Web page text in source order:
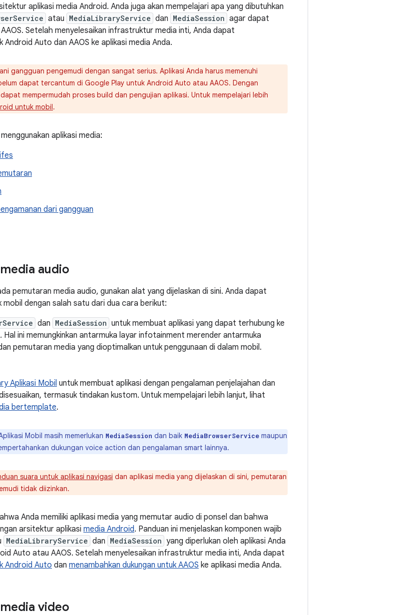
aplikasi media Android. Anda juga akan mempelajari apa yang dibutuhkan
atau MediaLibraryService dan MediaSession agar dapat
Setelah menyelesaikan infrastruktur media inti, Anda dapat
Android Auto dan AAOS ke aplikasi media Anda.
gangguan pengemudi dengan sangat serius. Aplikasi Anda harus memenuhi
dapat tercantum di Google Play untuk Android Auto atau AAOS. Dengan
mempermudah proses build dan pengujian aplikasi. Untuk mempelajari lebih
untuk mobil.
aplikasi media:
dari gangguan
audio
pemutaran media audio, gunakan alat yang dijelaskan di sini. Anda dapat
mobil dengan salah satu dari dua cara berikut:
dan MediaSession untuk membuat aplikasi yang dapat terhubung ke
Hal ini memungkinkan antarmuka layar infotainment merender antarmuka
pemutaran media yang dioptimalkan untuk penggunaan di dalam mobil.
Aplikasi Mobil untuk membuat aplikasi dengan pengalaman penjelajahan dan
termasuk tindakan kustom. Untuk mempelajari lebih lanjut, lihat
bertemplate.
Mobil masih memerlukan MediaSession dan baik MediaBrowserService maupun
dukungan voice action dan pengalaman smart lainnya.
suara untuk aplikasi navigasi dan aplikasi media yang dijelaskan di sini, pemutaran
tidak diizinkan.
Anda memiliki aplikasi media yang memutar audio di ponsel dan bahwa
arsitektur aplikasi media Android. Panduan ini menjelaskan komponen wajib
MediaLibraryService dan MediaSession yang diperlukan oleh aplikasi Anda
Auto atau AAOS. Setelah menyelesaikan infrastruktur media inti, Anda dapat
Android Auto dan menambahkan dukungan untuk AAOS ke aplikasi media Anda.
video